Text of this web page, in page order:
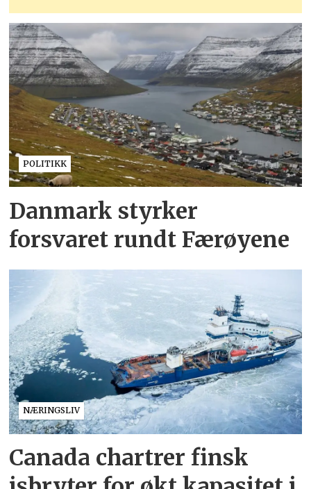
POLITIKK
Danmark styrker
forsvaret rundt Færøyene
NÆRINGSLIV
Canada chartrer finsk